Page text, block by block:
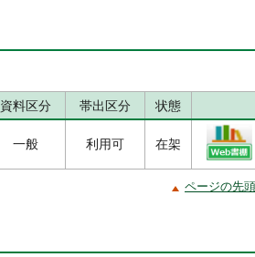
資料区分 帯出区分 状態
一般 利用可 在架
ページの先